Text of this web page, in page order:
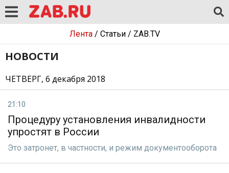
Лента/ Статьи/ ZAB.TV
НОВОСТИ
ЧЕТВЕРГ, 6 декабря 2018
21:10
Процедуру установления инвалидности
упростят в России
Это затронет, в частности, и режим документооборота